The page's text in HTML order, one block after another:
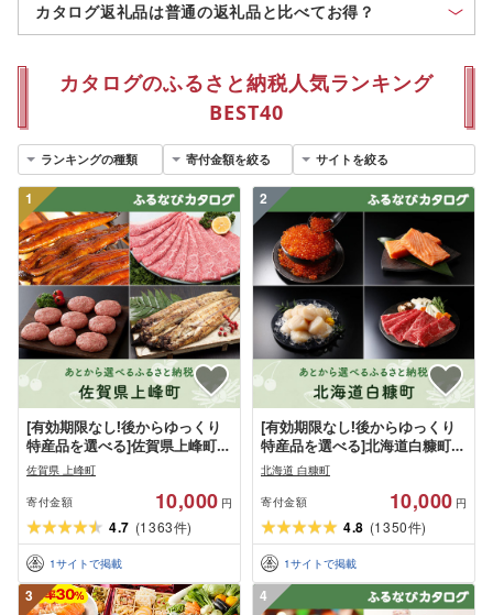
カタログ返礼品は普通の返礼品と比べてお得？
カタログのふるさと納税人気ランキング
BEST40
1
[有効期限なし!後からゆっくり
特産品を選べる]佐賀県上峰町カ
タログポイント
佐賀県 上峰町
寄付金額 10,000 円
4.7 (1363件)
1サイトで掲載
2
[有効期限なし!後からゆっくり
特産品を選べる]北海道白糠町カ
タログポイント
北海道 白糠町
寄付金額 10,000 円
4.8 (1350件)
1サイトで掲載
3 4